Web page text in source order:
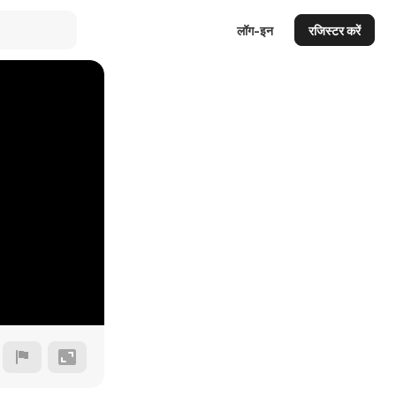
लॉग-इन रजिस्टर करें